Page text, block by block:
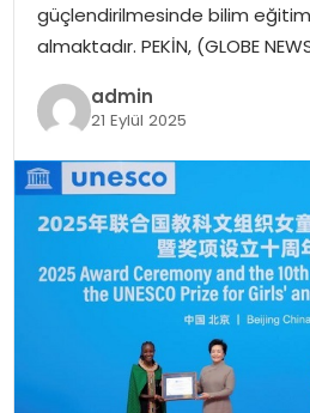
güçlendirilmesinde bilim
almaktadır. PEKİN, (GLOBE
admin
21 Eylül 2025